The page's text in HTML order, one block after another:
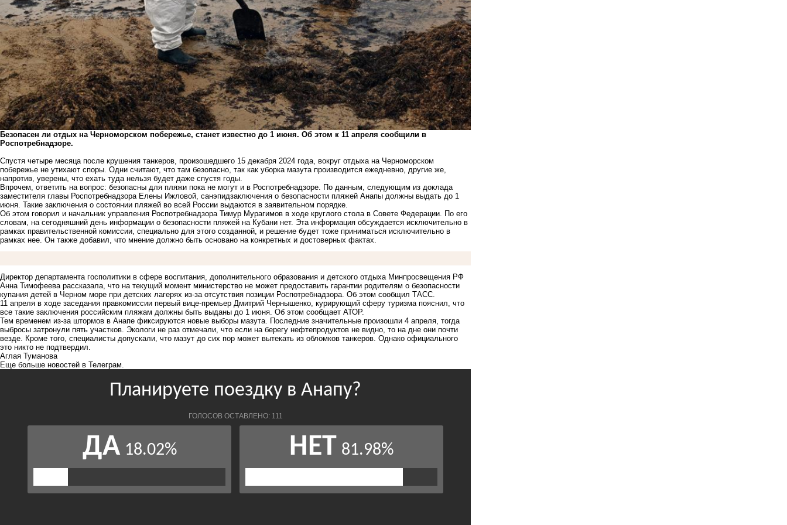
Безопасен ли отдых на Черноморском побережье, станет известно до 1 июня. Об этом к 11 апреля сообщили в
Роспотребнадзоре.
Спустя четыре месяца после крушения танкеров, произошедшего 15 декабря 2024 года, вокруг отдыха на Черноморском
побережье не утихают споры. Одни считают, что там безопасно, так как уборка мазута производится ежедневно, другие же,
напротив, уверены, что ехать туда нельзя будет даже спустя годы.
Впрочем, ответить на вопрос: безопасны для пляжи пока не могут и в Роспотребнадзоре. По данным, следующим из доклада
заместителя главы Роспотребнадзора Елены Ижловой, санэпидзаключения о безопасности пляжей Анапы должны выдать до 1
июня. Такие заключения о состоянии пляжей во всей России выдаются в заявительном порядке.
Об этом говорил и начальник управления Роспотребнадзора Тимур Мурагимов в ходе круглого стола в Совете Федерации. По его
словам, на сегодняшний день информации о безопасности пляжей на Кубани нет. Эта информация обсуждается исключительно в
рамках правительственной комиссии, специально для этого созданной, и решение будет тоже приниматься исключительно в
рамках нее. Он также добавил, что мнение должно быть основано на конкретных и достоверных фактах.
Директор департамента госполитики в сфере воспитания, дополнительного образования и детского отдыха Минпросвещения РФ
Анна Тимофеева рассказала, что на текущий момент министерство не может предоставить гарантии родителям о безопасности
купания детей в Черном море при детских лагерях из-за отсутствия позиции Роспотребнадзора. Об этом сообщил ТАСС.
11 апреля в ходе заседания правкомиссии первый вице-премьер Дмитрий Чернышенко, курирующий сферу туризма пояснил, что
все такие заключения российским пляжам должны быть выданы до 1 июня. Об этом сообщает АТОР.
Тем временем из-за штормов в Анапе фиксируются новые выборы мазута. Последние значительные произошли 4 апреля, тогда
выбросы затронули пять участков. Экологи не раз отмечали, что если на берегу нефтепродуктов не видно, то на дне они почти
везде. Кроме того, специалисты допускали, что мазут до сих пор может вытекать из обломков танкеров. Однако официального
это никто не подтвердил.
Аглая Туманова
Еще больше новостей в Телеграм